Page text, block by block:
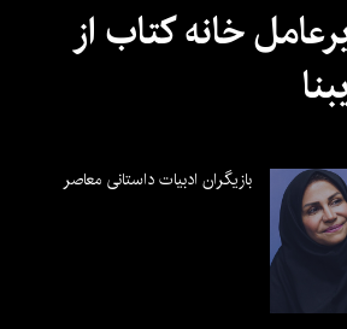
خانه کتاب از
بازیگران ادبیات داستانی معاصر